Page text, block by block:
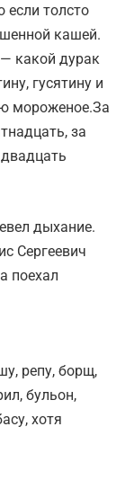
толсто
кашей.
какой дурак
гусятину и
мороженое.За
за
дыхание.
Сергеевич
поехал
репу, борщ,
бульон,
хотя